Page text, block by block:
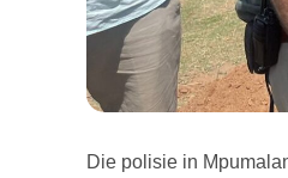
Die polisie in